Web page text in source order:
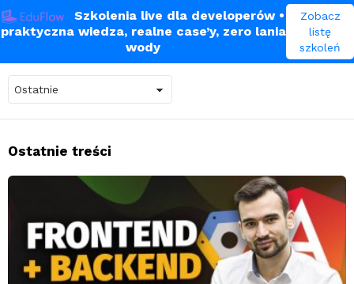
Szkolenia live dla developerów•
praktyczna wiedza, realne case’y, zero lania
wody
Zobacz
listę
szkoleń
Ostatnie treści